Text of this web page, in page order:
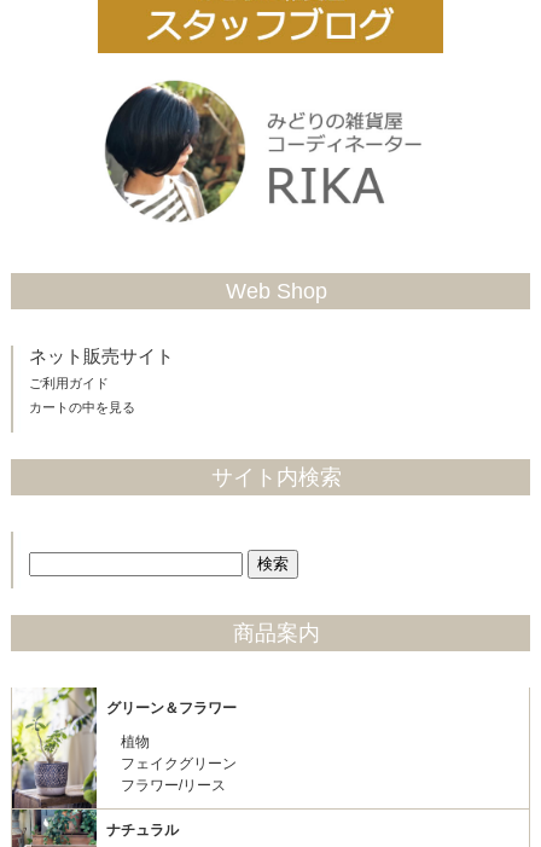
Web Shop
ネット販売サイト
ご利用ガイド
カートの中を見る
サイト内検索
商品案内
グリーン＆フラワー
植物
フェイクグリーン
フラワー/リース
ナチュラル